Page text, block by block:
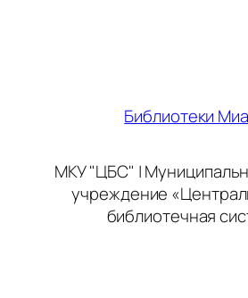
Библиотеки
МКУ "ЦБС" |
учреждение
библиотечная